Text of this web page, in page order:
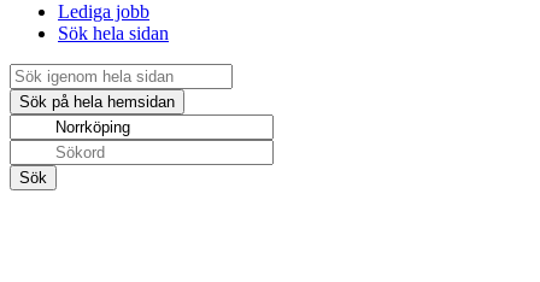
Lediga jobb
Sök hela sidan